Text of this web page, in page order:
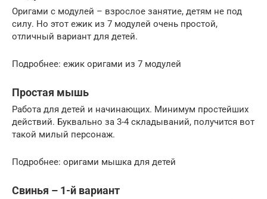
Оригами с модулей – взрослое занятие, детям не под
силу. Но этот ежик из 7 модулей очень простой,
отличный вариант для детей.
Подробнее: ежик оригами из 7 модулей
Простая мышь
Работа для детей и начинающих. Минимум простейших
действий. Буквально за 3-4 складываний, получится вот
такой милый персонаж.
Подробнее: оригами мышка для детей
Свинья – 1-й вариант